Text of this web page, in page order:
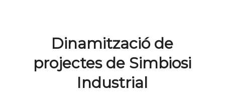
Dinamització de
projectes de Simbiosi
Industrial